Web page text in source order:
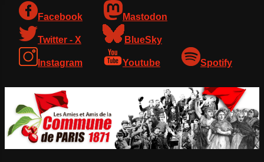
Facebook Mastodon
Twitter - X BlueSky
Instagram Youtube Spotify